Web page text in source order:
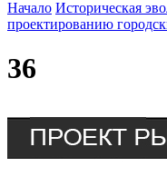
Начало Историческая
проектированию
36